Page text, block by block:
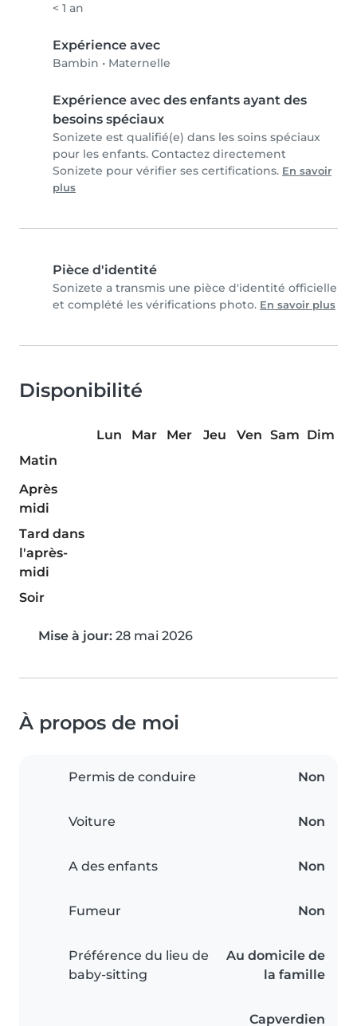
< 1 an
Expérience avec
Bambin • Maternelle
Expérience avec des enfants ayant des
besoins spéciaux
Sonizete est qualifié(e) dans les soins spéciaux
pour les enfants. Contactez directement
Sonizete pour vérifier ses certifications. En savoir
plus
Pièce d'identité
Sonizete a transmis une pièce d'identité officielle
et complété les vérifications photo. En savoir plus
Disponibilité
Lun Mar Mer Jeu Ven Sam Dim
Matin
Après
midi
Tard dans
l'après-
midi
Soir
Mise à jour: 28 mai 2026
À propos de moi
Permis de conduire Non
Voiture Non
A des enfants Non
Fumeur Non
Préférence du lieu de
baby-sitting
Au domicile de
la famille
Capverdien